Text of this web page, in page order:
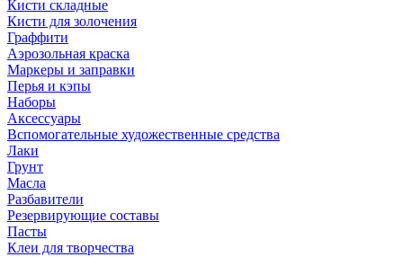
Кисти складные
Кисти для золочения
Граффити
Аэрозольная краска
Маркеры и заправки
Перья и кэпы
Наборы
Аксессуары
Вспомогательные художественные средства
Лаки
Грунт
Масла
Разбавители
Резервирующие составы
Пасты
Клеи для творчества